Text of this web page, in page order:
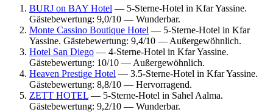
BURJ on BAY Hotel — 5-Sterne-Hotel in Kfar Yassine.
Gästebewertung: 9,0/10 — Wunderbar.
Monte Cassino Boutique Hotel — 5-Sterne-Hotel in Kfar
Yassine. Gästebewertung: 9,4/10 — Außergewöhnlich.
Hotel San Diego — 4-Sterne-Hotel in Kfar Yassine.
Gästebewertung: 10/10 — Außergewöhnlich.
Heaven Prestige Hotel — 3.5-Sterne-Hotel in Kfar Yassine.
Gästebewertung: 8,8/10 — Hervorragend.
ZETT HOTEL — 5-Sterne-Hotel in Sahel Aalma.
Gästebewertung: 9,2/10 — Wunderbar.